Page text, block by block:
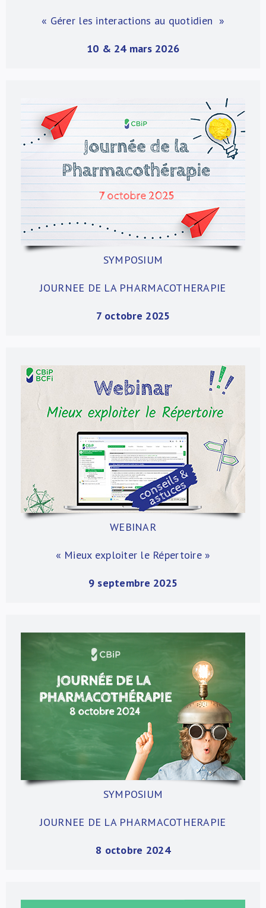
« Gérer les interactions au quotidien »
10 & 24 mars 2026
SYMPOSIUM
JOURNEE DE LA PHARMACOTHERAPIE
7 octobre 2025
WEBINAR
« Mieux exploiter le Répertoire »
9 septembre 2025
SYMPOSIUM
JOURNEE DE LA PHARMACOTHERAPIE
8 octobre 2024